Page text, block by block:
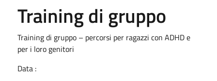
Training di gruppo
Training di gruppo – percorsi per ragazzi con ADHD e
per i loro genitori
Data :